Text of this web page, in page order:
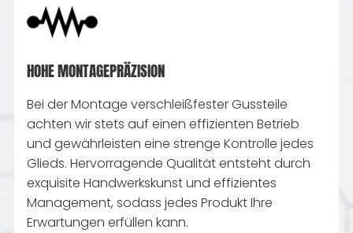
HOHE MONTAGEPRÄZISION
Bei der Montage verschleißfester Gussteile
achten wir stets auf einen effizienten Betrieb
und gewährleisten eine strenge Kontrolle jedes
Glieds. Hervorragende Qualität entsteht durch
exquisite Handwerkskunst und effizientes
Management, sodass jedes Produkt Ihre
Erwartungen erfüllen kann.